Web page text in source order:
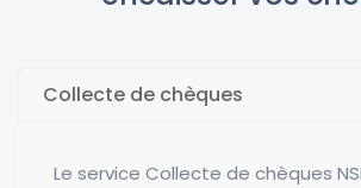
Collecte de chèques
Le service Collecte de chèques